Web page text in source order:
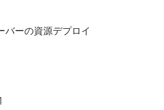
バーの資源デプロイ